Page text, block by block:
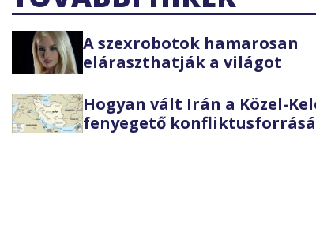
A szexrobotok hamarosan
eláraszthatják a világot
Hogyan vált Irán a Közel-
fenyegető